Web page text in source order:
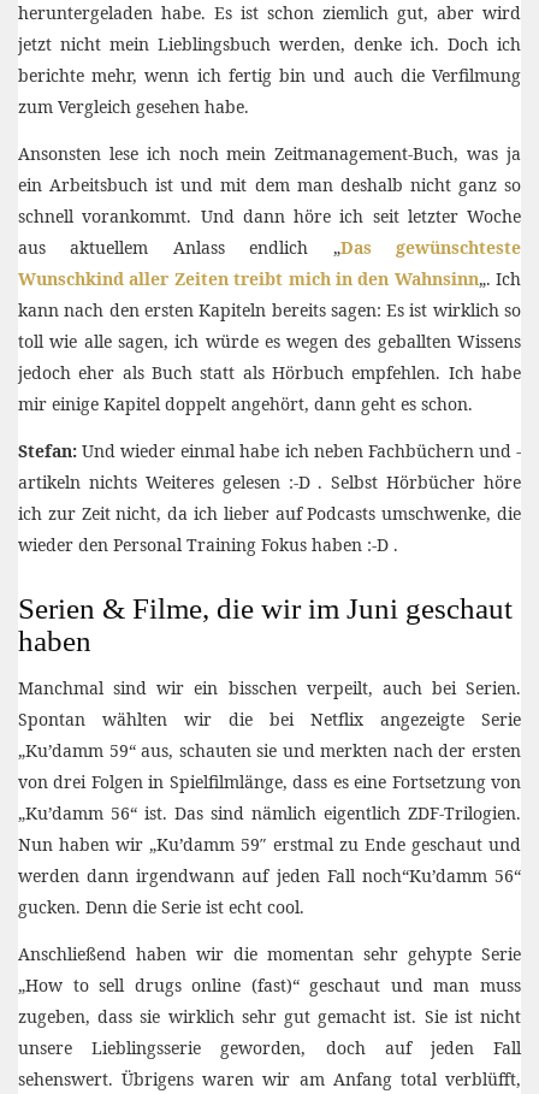
heruntergeladen habe. Es ist schon ziemlich gut, aber wird
jetzt nicht mein Lieblingsbuch werden, denke ich. Doch ich
berichte mehr, wenn ich fertig bin und auch die Verfilmung
zum Vergleich gesehen habe.
Ansonsten lese ich noch mein Zeitmanagement-Buch, was ja
ein Arbeitsbuch ist und mit dem man deshalb nicht ganz so
schnell vorankommt. Und dann höre ich seit letzter Woche
aus aktuellem Anlass endlich „Das gewünschteste
Wunschkind aller Zeiten treibt mich in den Wahnsinn„. Ich
kann nach den ersten Kapiteln bereits sagen: Es ist wirklich so
toll wie alle sagen, ich würde es wegen des geballten Wissens
jedoch eher als Buch statt als Hörbuch empfehlen. Ich habe
mir einige Kapitel doppelt angehört, dann geht es schon.
Stefan:Und wieder einmal habe ich neben Fachbüchern und -
artikeln nichts Weiteres gelesen :-D . Selbst Hörbücher höre
ich zur Zeit nicht, da ich lieber auf Podcasts umschwenke, die
wieder den Personal Training Fokus haben :-D .
Serien & Filme, die wir im Juni geschaut
haben
Manchmal sind wir ein bisschen verpeilt, auch bei Serien.
Spontan wählten wir die bei Netflix angezeigte Serie
„Ku’damm 59“ aus, schauten sie und merkten nach der ersten
von drei Folgen in Spielfilmlänge, dass es eine Fortsetzung von
„Ku’damm 56“ ist. Das sind nämlich eigentlich ZDF-Trilogien.
Nun haben wir „Ku’damm 59″ erstmal zu Ende geschaut und
werden dann irgendwann auf jeden Fall noch“Ku’damm 56“
gucken. Denn die Serie ist echt cool.
Anschließend haben wir die momentan sehr gehypte Serie
„How to sell drugs online (fast)“ geschaut und man muss
zugeben, dass sie wirklich sehr gut gemacht ist. Sie ist nicht
unsere Lieblingsserie geworden, doch auf jeden Fall
sehenswert. Übrigens waren wir am Anfang total verblüfft,